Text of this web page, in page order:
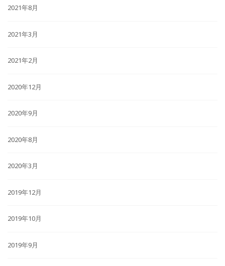
2021年8月
2021年3月
2021年2月
2020年12月
2020年9月
2020年8月
2020年3月
2019年12月
2019年10月
2019年9月